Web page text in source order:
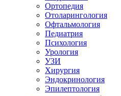
Ортопедия
Отоларингология
Офтальмология
Педиатрия
Психология
Урология
УЗИ
Хирургия
Эндокринология
Эпилептология